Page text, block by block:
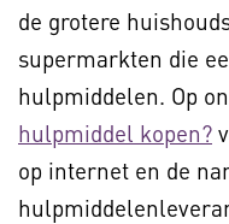
de grotere
supermarkten die
hulpmiddelen. Op
hulpmiddel kopen?
op internet en de